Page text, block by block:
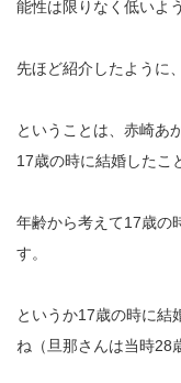
能性は限りなく低いよ
先ほど紹介したように
ということは、赤崎あ
17歳の時に結婚したこ
年齢から考えて17歳の
す。
というか17歳の時に結
ね（旦那さんは当時28